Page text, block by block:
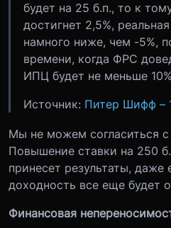
будет на 25 б.п., то к
достигнет 2,5%,
намного ниже, чем -5%,
времени, когда ФРС
ИПЦ будет не меньше
Источник: Питер Шифф –
Мы не можем согласиться
Повышение ставки на 250
принесет результаты, даже
доходность все еще будет
Финансовая